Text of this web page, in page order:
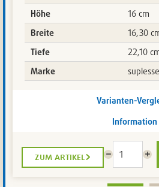
Höhe
16 cm
Breite
16,30
Tiefe
22,10
Marke
suplesse
Varianten-
Information
zum artikel
Menge
reduzieren